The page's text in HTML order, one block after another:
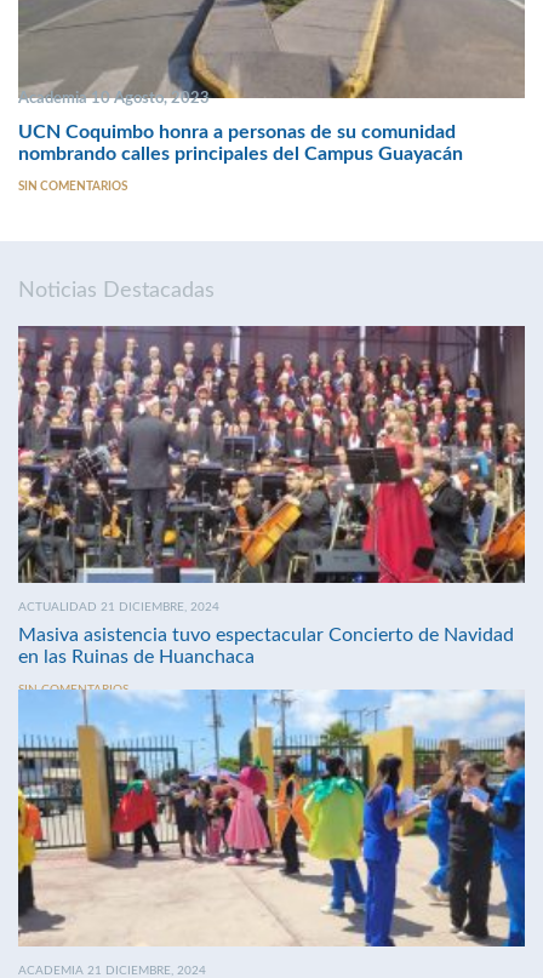
Academia 10 Agosto, 2023
UCN Coquimbo honra a personas de su comunidad
nombrando calles principales del Campus Guayacán
SIN COMENTARIOS
Noticias Destacadas
ACTUALIDAD 21 DICIEMBRE, 2024
Masiva asistencia tuvo espectacular Concierto de Navidad
en las Ruinas de Huanchaca
SIN COMENTARIOS
ACADEMIA 21 DICIEMBRE, 2024